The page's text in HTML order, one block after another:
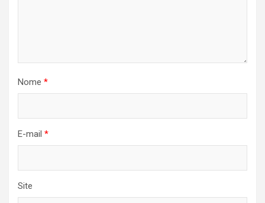
Nome *
E-mail *
Site